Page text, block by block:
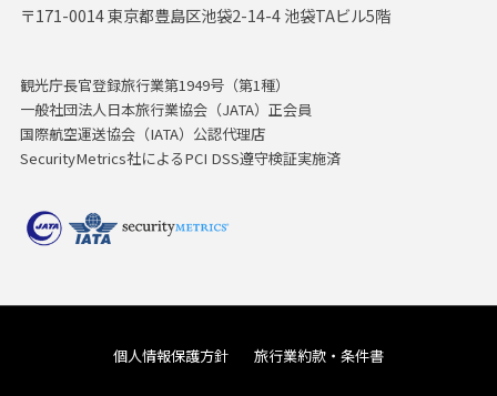
〒171-0014 東京都豊島区池袋2-14-4 池袋TAビル5階
観光庁長官登録旅行業第1949号（第1種）
一般社団法人日本旅行業協会（JATA）正会員
国際航空運送協会（IATA）公認代理店
SecurityMetrics社によるPCI DSS遵守検証実施済
個人情報保護方針 旅行業約款・条件書